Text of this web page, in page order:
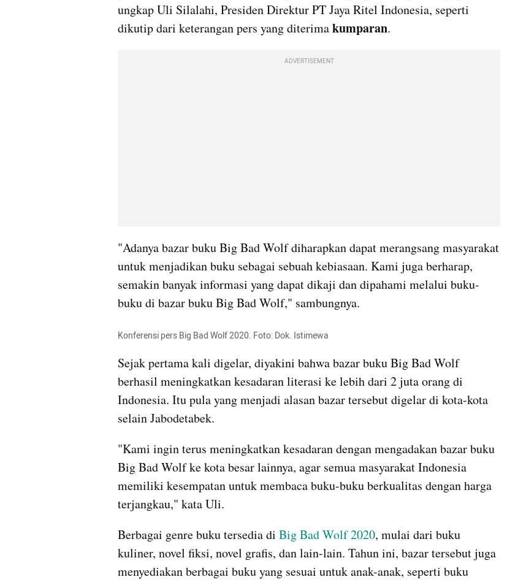
ungkap Uli Silalahi, Presiden Direktur PT Jaya Ritel Indonesia, seperti
dikutip dari keterangan pers yang diterima kumparan.
ADVERTISEMENT
"Adanya bazar buku Big Bad Wolf diharapkan dapat merangsang masyarakat
untuk menjadikan buku sebagai sebuah kebiasaan. Kami juga berharap,
semakin banyak informasi yang dapat dikaji dan dipahami melalui buku-
buku di bazar buku Big Bad Wolf," sambungnya.
Konferensi pers Big Bad Wolf 2020. Foto: Dok. Istimewa
Sejak pertama kali digelar, diyakini bahwa bazar buku Big Bad Wolf
berhasil meningkatkan kesadaran literasi ke lebih dari 2 juta orang di
Indonesia. Itu pula yang menjadi alasan bazar tersebut digelar di kota-kota
selain Jabodetabek.
"Kami ingin terus meningkatkan kesadaran dengan mengadakan bazar buku
Big Bad Wolf ke kota besar lainnya, agar semua masyarakat Indonesia
memiliki kesempatan untuk membaca buku-buku berkualitas dengan harga
terjangkau," kata Uli.
Berbagai genre buku tersedia di Big Bad Wolf 2020, mulai dari buku
kuliner, novel fiksi, novel grafis, dan lain-lain. Tahun ini, bazar tersebut juga
menyediakan berbagai buku yang sesuai untuk anak-anak, seperti buku